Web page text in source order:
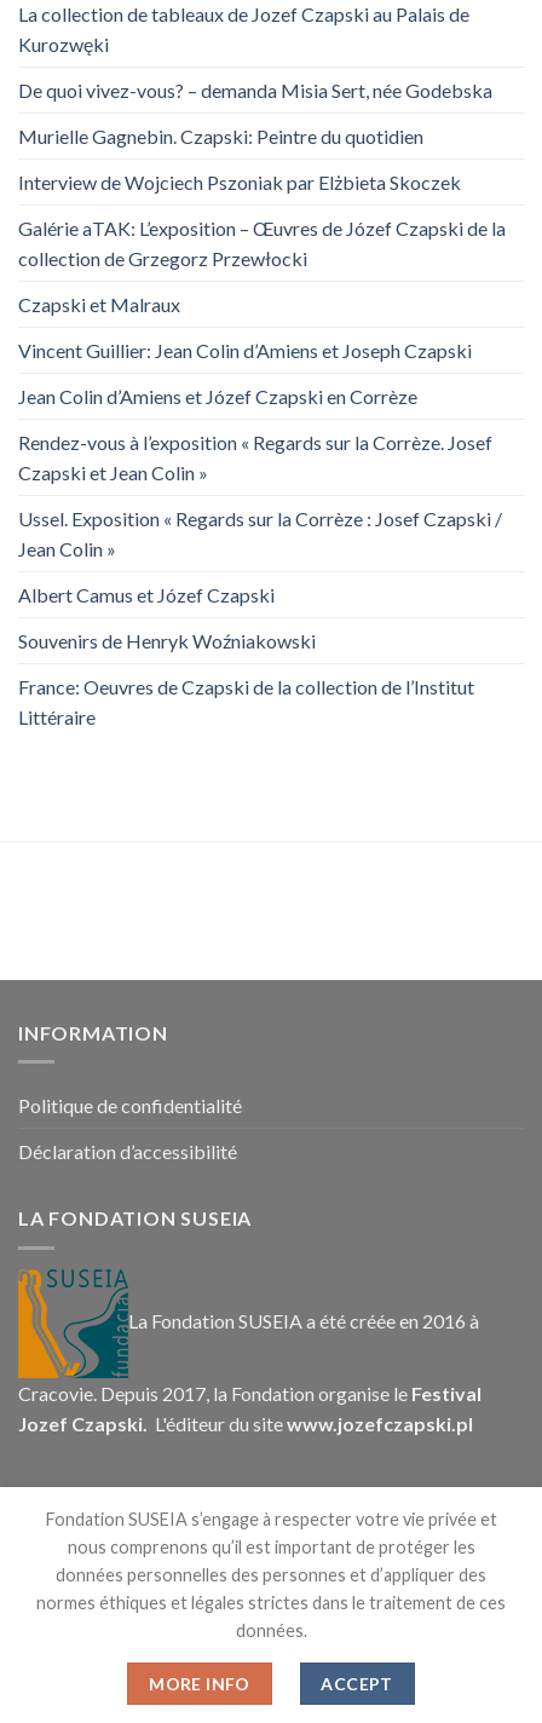
La collection de tableaux de Jozef Czapski au Palais de
Kurozwęki
De quoi vivez-vous? – demanda Misia Sert, née Godebska
Murielle Gagnebin. Czapski: Peintre du quotidien
Interview de Wojciech Pszoniak par Elżbieta Skoczek
Galérie aTAK: L’exposition – Œuvres de Józef Czapski de la
collection de Grzegorz Przewłocki
Czapski et Malraux
Vincent Guillier: Jean Colin d’Amiens et Joseph Czapski
Jean Colin d’Amiens et Józef Czapski en Corrèze
Rendez-vous à l’exposition « Regards sur la Corrèze. Josef
Czapski et Jean Colin »
Ussel. Exposition « Regards sur la Corrèze : Josef Czapski /
Jean Colin »
Albert Camus et Józef Czapski
Souvenirs de Henryk Woźniakowski
France: Oeuvres de Czapski de la collection de l’Institut
Littéraire
INFORMATION
Politique de confidentialité
Déclaration d’accessibilité
LA FONDATION SUSEIA
La Fondation SUSEIA a été créée en 2016 à
Cracovie. Depuis 2017, la Fondation organise le Festival
Jozef Czapski. L'éditeur du sitewww.jozefczapski.pl
CONTACT
Copyright 2026 © Fondation SUSEIA
Fondation SUSEIA s’engage à respecter votre vie privée et
nous comprenons qu’il est important de protéger les
données personnelles des personnes et d’appliquer des
normes éthiques et légales strictes dans le traitement de ces
données.
MORE INFO ACCEPT